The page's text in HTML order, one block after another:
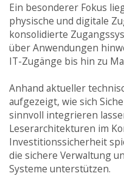
Ein besonderer Fokus
physische und digitale
konsolidierte
über Anwendungen
IT-Zugänge bis hin zu
Anhand aktueller
aufgezeigt, wie sich
sinnvoll integrieren
Leserarchitekturen im
Investitionssicherheit
die sichere Verwaltung
Systeme unterstützen.